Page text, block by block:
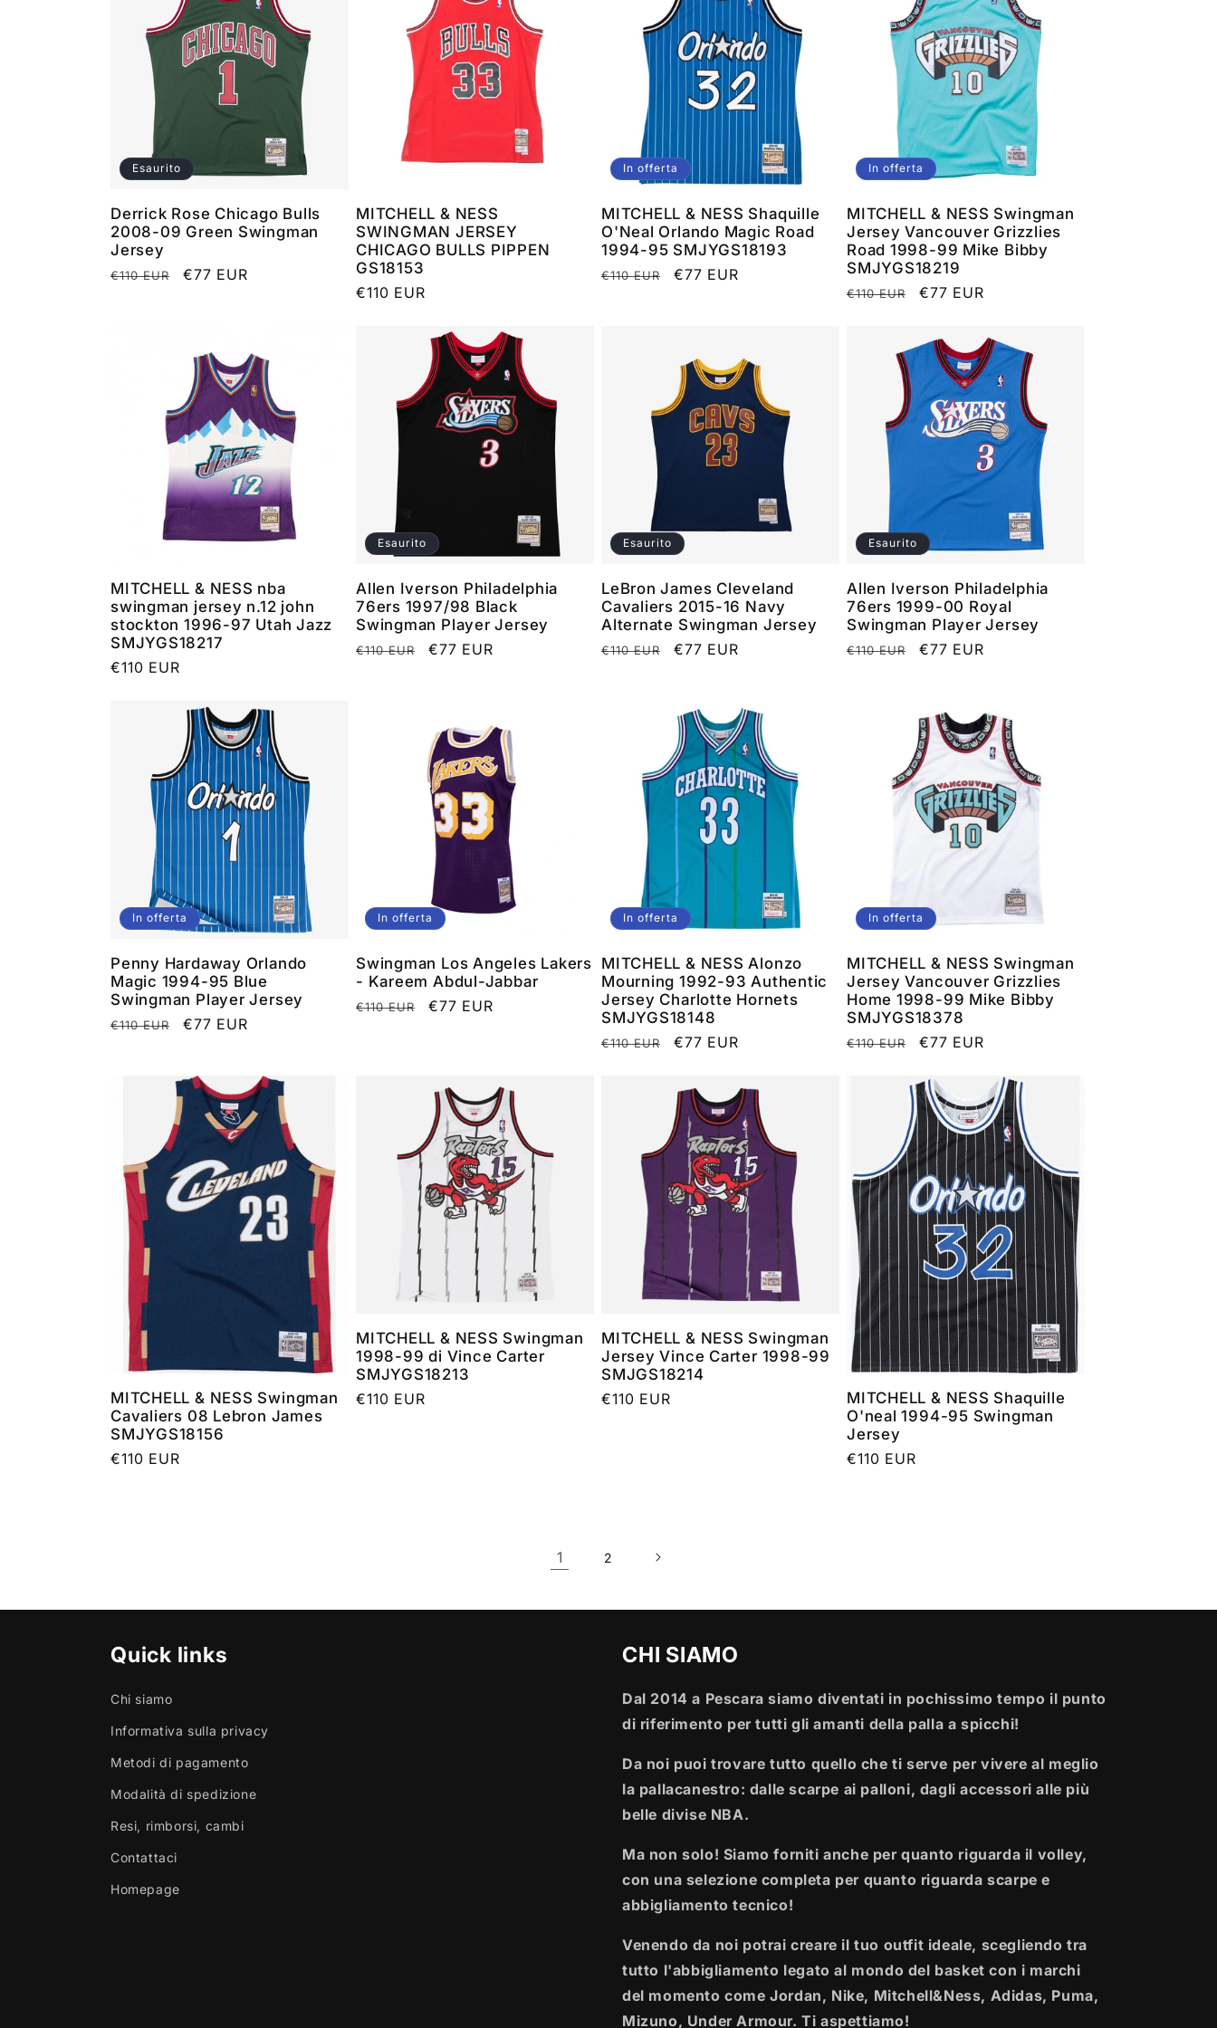
i
o
n
Esaurito
Derrick Rose Chicago Bulls
2008-09 Green Swingman
Jersey
Prezzo
€110 EUR
Prezzo
€77 EUR
MITCHELL & NESS
SWINGMAN JERSEY
CHICAGO BULLS PIPPEN
GS18153
Prezzo
€110 EUR
In offerta
MITCHELL & NESS Shaquille
O'Neal Orlando Magic Road
1994-95 SMJYGS18193
Prezzo
€110 EUR
Prezzo
€77 EUR
In offerta
MITCHELL & NESS Swingman
Jersey Vancouver Grizzlies
Road 1998-99 Mike Bibby
SMJYGS18219
Prezzo
€110 EUR
Prezzo
€77 EUR
MITCHELL & NESS nba
swingman jersey n.12 john
stockton 1996-97 Utah Jazz
SMJYGS18217
Prezzo
€110 EUR
Esaurito
Allen Iverson Philadelphia
76ers 1997/98 Black
Swingman Player Jersey
Prezzo
€110 EUR
Prezzo
€77 EUR
Esaurito
LeBron James Cleveland
Cavaliers 2015-16 Navy
Alternate Swingman Jersey
Prezzo
€110 EUR
Prezzo
€77 EUR
Esaurito
Allen Iverson Philadelphia
76ers 1999-00 Royal
Swingman Player Jersey
Prezzo
€110 EUR
Prezzo
€77 EUR
In offerta
Penny Hardaway Orlando
Magic 1994-95 Blue
Swingman Player Jersey
Prezzo
€110 EUR
Prezzo
€77 EUR
In offerta
Swingman Los Angeles Lakers
- Kareem Abdul-Jabbar
Prezzo
€110 EUR
Prezzo
€77 EUR
In offerta
MITCHELL & NESS Alonzo
Mourning 1992-93 Authentic
Jersey Charlotte Hornets
SMJYGS18148
Prezzo
€110 EUR
Prezzo
€77 EUR
In offerta
MITCHELL & NESS Swingman
Jersey Vancouver Grizzlies
Home 1998-99 Mike Bibby
SMJYGS18378
Prezzo
€110 EUR
Prezzo
€77 EUR
MITCHELL & NESS Swingman
Cavaliers 08 Lebron James
SMJYGS18156
Prezzo
€110 EUR
MITCHELL & NESS Swingman
1998-99 di Vince Carter
SMJYGS18213
Prezzo
€110 EUR
MITCHELL & NESS Swingman
Jersey Vince Carter 1998-99
SMJGS18214
Prezzo
€110 EUR
MITCHELL & NESS Shaquille
O'neal 1994-95 Swingman
Jersey
Prezzo
€110 EUR
1 2
Quick links
Chi siamo
Informativa sulla privacy
Metodi di pagamento
Modalità di spedizione
Resi, rimborsi, cambi
Contattaci
Homepage
CHI SIAMO
Dal 2014 a Pescara siamo diventati in pochissimo tempo il punto
di riferimento per tutti gli amanti della palla a spicchi!
Da noi puoi trovare tutto quello che ti serve per vivere al meglio
la pallacanestro: dalle scarpe ai palloni, dagli accessori alle più
belle divise NBA.
Ma non solo! Siamo forniti anche per quanto riguarda il volley,
con una selezione completa per quanto riguarda scarpe e
abbigliamento tecnico!
Venendo da noi potrai creare il tuo outfit ideale, scegliendo tra
tutto l'abbigliamento legato al mondo del basket con i marchi
del momento come Jordan, Nike, Mitchell&Ness, Adidas, Puma,
Mizuno, Under Armour. Ti aspettiamo!